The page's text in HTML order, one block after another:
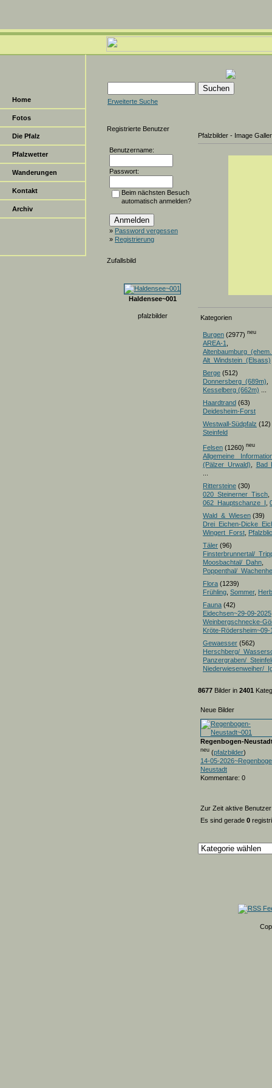
Home
Fotos
Die Pfalz
Pfalzwetter
Wanderungen
Kontakt
Archiv
Erweiterte Suche
Registrierte Benutzer
Benutzername:
Passwort:
Beim nächsten Besuch
automatisch anmelden?
» Password vergessen
» Registrierung
Zufallsbild
Haldensee~001
pfalzbilder
Pfalzbilder - Image
Kategorien
Burgen (2977) neu
AREA-1
Alt_Windstein_(Elsass)
Berge (512)
Donnersberg_(689m)
Kesselberg (662m)
Haardtrand (63)
Deidesheim-Forst
Westwall-Südpfalz (12)
Steinfeld
Felsen (1260) neu
Allgemeine
(Pälzer Urwald)
Bad
Rittersteine (30)
020_Steinerner_Tisch
062_Hauptschanze_I
Wald_&_Wiesen (39)
Drei_Eichen-
Wingert_Forst
Täler (96)
Finsterbrunnertal/
Moosbachtal/_Dahn
Poppenthal/
Flora (1239)
Frühling Sommer,
Fauna (42)
Eidechsen~29-09-2025
Weinbergschnecke-
Kröte-Rödersheim~09-
Gewaesser (562)
Herschberg/
Panzergraben/
Niederwiesenweiher/
8677 Bilder in 2401
Neue Bilder
Regenbogen-
neu (pfalzbilder)
14-05-
Neustadt
Kommentare: 0
Zur Zeit aktive
Es sind gerade 0